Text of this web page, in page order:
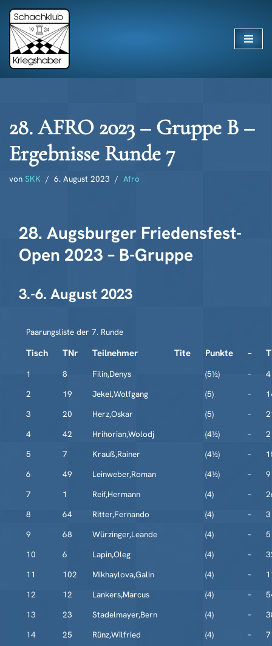
Zum
Inhalt
springen
28. AFRO 2023 – Gruppe B –
Ergebnisse Runde 7
von SKK 6. August 2023 Afro
28. Augsburger Friedensfest-
Open 2023 – B-Gruppe
3.-6. August 2023
Paarungsliste der 7. Runde
Tisch TNr Teilnehmer Tite Punkte –
1 8 Filin,Denys (5½) –
4
2
19 Jekel,Wolfgang (5) –
3
20 Herz,Oskar (5) –
4
42 Hrihorian,Wolodj (4½) –
2
5
7 Krauß,Rainer (4½) –
6
49 Leinweber,Roman (4½) –
9
7
1 Reif,Hermann (4) –
8
64 Ritter,Fernando (4) –
3
9
68 Würzinger,Leande (4) –
5
10
6 Lapin,Oleg (4) –
11
102 Mikhaylova,Galin (4) –
12
12 Lankers,Marcus (4) –
13
23 Stadelmayer,Bern (4) –
14
25 Rünz,Wilfried (4) –